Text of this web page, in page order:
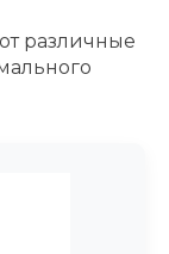
различные